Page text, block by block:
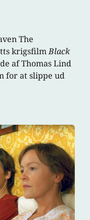
The
krigsfilmBlack
af Thomas Lind
for at slippe ud